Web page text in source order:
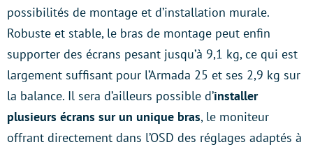
possibilités de montage et d’installation murale.
Robuste et stable, le bras de montage peut enfin
supporter des écrans pesant jusqu’à 9,1 kg, ce qui est
largement suffisant pour l’Armada 25 et ses 2,9 kg sur
la balance. Il sera d’ailleurs possible d’installer
plusieurs écrans sur un unique bras, le moniteur
offrant directement dans l’OSD des réglages adaptés à